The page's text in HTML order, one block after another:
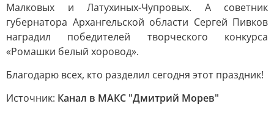
Малковых и Латухиных-Чупровых. А советник
губернатора Архангельской области Сергей Пивков
наградил победителей творческого конкурса
«Ромашки белый хоровод».
Благодарю всех, кто разделил сегодня этот праздник!
Источник: Канал в МАКС "Дмитрий Морев"